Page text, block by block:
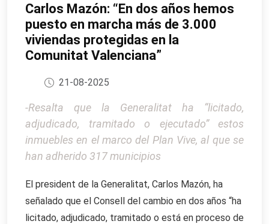
Carlos Mazón: “En dos años hemos
puesto en marcha más de 3.000
viviendas protegidas en la
Comunitat Valenciana”
21-08-2025
-Resalta que la Generalitat ha “licitado,
adjudicado, tramitado o ejecutado” estos
inmuebles en el marco del Plan Vive, al que se
han adherido 317 municipios
El president de la Generalitat, Carlos Mazón, ha
señalado que el Consell del cambio en dos años “ha
licitado, adjudicado, tramitado o está en proceso de